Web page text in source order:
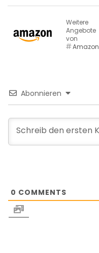
Weitere
Angebote
von
Amazon
Abonnieren
0 COMMENTS